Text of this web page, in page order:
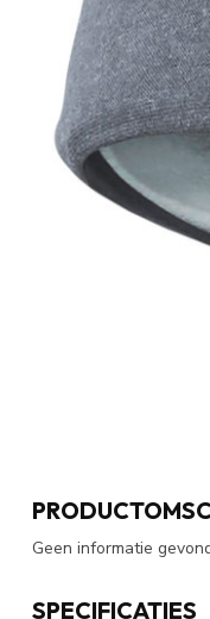
Geen informatie
SPECIFICATIES